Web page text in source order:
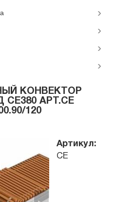
КОНВЕКТОР
CE380 АРТ.CЕ
120
Артикул:
CЕ